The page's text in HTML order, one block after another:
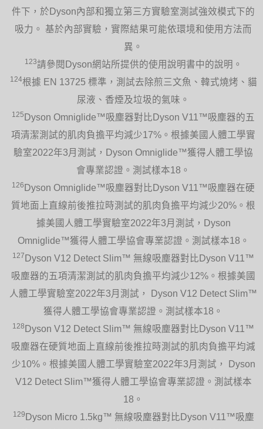
件下，於Dyson內部和獨立第三方實驗室測試強效模式下的
吸力。 基於內部實驗，實際結果可能依環境和使用方法而
異。
123請參閱Dyson網站所提供的使用說明書中的說明。
124根據 EN 13725 標準，測試去除煎三文魚、韓式燒烤、貓
尿液、香煙及垃圾的氣味。
125 Dyson Omniglide™吸塵器對比Dyson V11™吸塵器的五
項清潔測試的肌肉負擔平均減少17%。根據美國人體工學實
驗室2022年3月測試，Dyson Omniglide™獲得人體工學協
會專業認證。測試樣本18。
126 Dyson Omniglide™吸塵器對比Dyson V11™吸塵器在硬
質地面上直線前後推拉時測試的肌肉負擔平均減少20%。根
據美國人體工學實驗室2022年3月測試，Dyson
Omniglide™獲得人體工學協會專業認證。測試樣本18。
127 Dyson V12 Detect Slim™ 無線吸塵器對比Dyson V11™
吸塵器的五項清潔測試的肌肉負擔平均減少12%。根據美國
人體工學實驗室2022年3月測試， Dyson V12 Detect Slim™
獲得人體工學協會專業認證。測試樣本18。
128 Dyson V12 Detect Slim™ 無線吸塵器對比Dyson V11™
吸塵器在硬質地面上直線前後推拉時測試的肌肉負擔平均減
少10%。根據美國人體工學實驗室2022年3月測試， Dyson
V12 Detect Slim™獲得人體工學協會專業認證。測試樣本
18。
129 Dyson Micro 1.5kg™ 無線吸塵器對比Dyson V11™吸塵